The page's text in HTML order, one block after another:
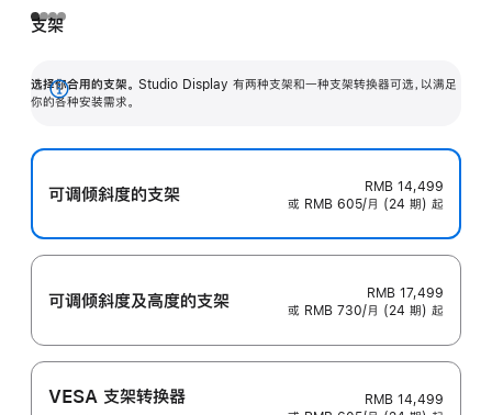
支架
选择你合用的支架。 Studio Display 有两种支架和一种支架转换器可选，以满足
你的各种安装需求。
展
可调倾斜度的支架
RMB 14,499
或 RMB 605/月 (24 期) 起
可调倾斜度及高‍度的支‍架
RMB 17,499
或 RMB 730/月 (24 期) 起
VESA 支架转换器
RMB 14,499